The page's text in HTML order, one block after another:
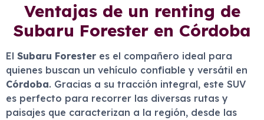
Ventajas de un renting de
Subaru Forester en Córdoba
El Subaru Forester es el compañero ideal para
quienes buscan un vehículo confiable y versátil en
Córdoba. Gracias a su tracción integral, este SUV
es perfecto para recorrer las diversas rutas y
paisajes que caracterizan a la región, desde las